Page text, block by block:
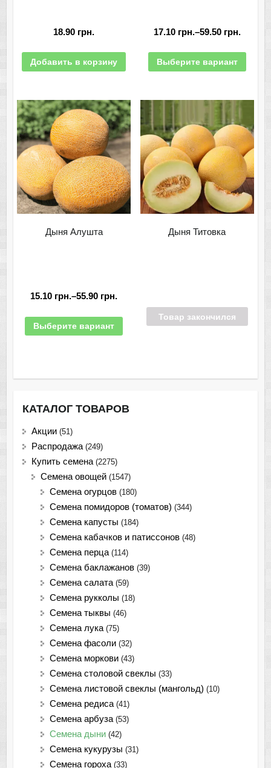
18.90 грн.
Добавить в корзину
17.10 грн.–59.50 грн.
Выберите вариант
Дыня Алушта
15.10 грн.–55.90 грн.
Выберите вариант
Дыня Титовка
Товар закончился
КАТАЛОГ ТОВАРОВ
Акции (51)
Распродажа (249)
Купить семена (2275)
Семена овощей (1547)
Семена огурцов (180)
Семена помидоров (томатов) (344)
Семена капусты (184)
Семена кабачков и патиссонов (48)
Семена перца (114)
Семена баклажанов (39)
Семена салата (59)
Семена рукколы (18)
Семена тыквы (46)
Семена лука (75)
Cемена фасоли (32)
Семена моркови (43)
Семена столовой свеклы (33)
Семена листовой свеклы (мангольд) (10)
Семена редиса (41)
Семена арбуза (53)
Семена дыни (42)
Семена кукурузы (31)
Семена гороха (33)